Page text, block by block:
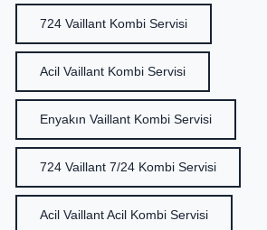
724 Vaillant Kombi Servisi
Acil Vaillant Kombi Servisi
Enyakın Vaillant Kombi Servisi
724 Vaillant 7/24 Kombi Servisi
Acil Vaillant Acil Kombi Servisi